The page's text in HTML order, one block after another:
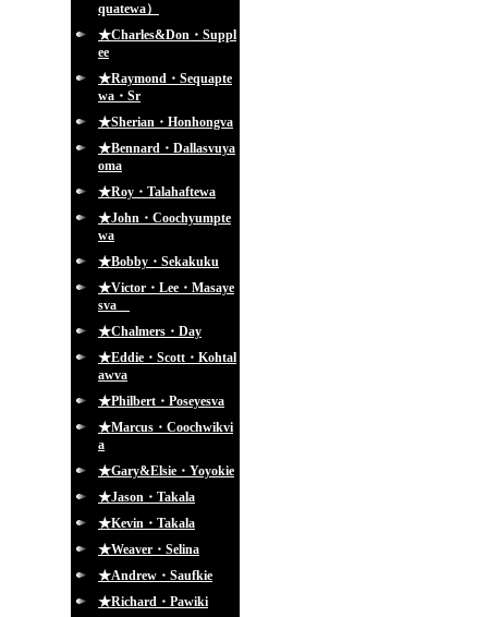
quatewa）
★Charles&Don・Suppl
ee
★Raymond・Sequapte
wa・Sr
★Sherian・Honhongva
★Bennard・Dallasvuya
oma
★Roy・Talahaftewa
★John・Coochyumpte
wa
★Bobby・Sekakuku
★Victor・Lee・Masaye
sva
★Chalmers・Day
★Eddie・Scott・Kohtal
awva
★Philbert・Poseyesva
★Marcus・Coochwikvi
a
★Gary&Elsie・Yoyokie
★Jason・Takala
★Kevin・Takala
★Weaver・Selina
★Andrew・Saufkie
★Richard・Pawiki